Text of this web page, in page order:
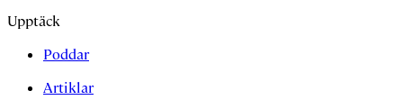
Upptäck
Poddar
Artiklar